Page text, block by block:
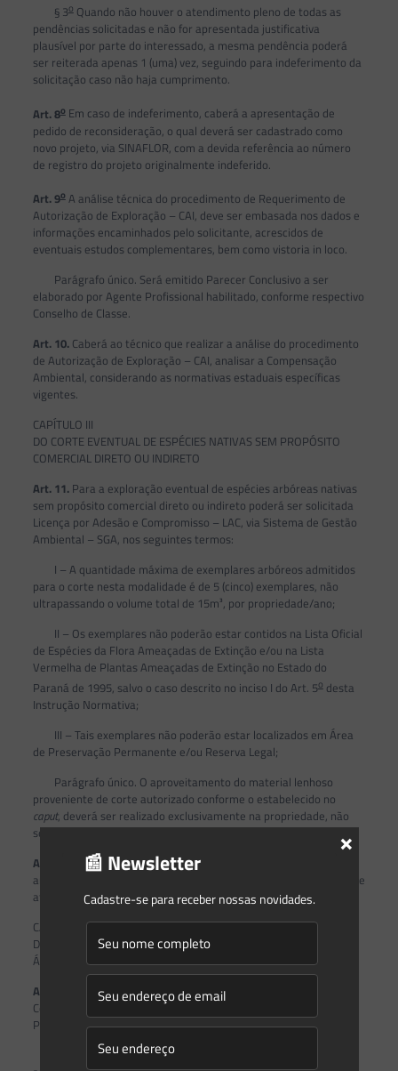
§ 3oQuando não houver o atendimento pleno de todas as
pendências solicitadas e não for apresentada justificativa
plausível por parte do interessado, a mesma pendência poderá
ser reiterada apenas 1 (uma) vez, seguindo para indeferimento da
solicitação caso não haja cumprimento.
Art. 8oEm caso de indeferimento, caberá a apresentação de
pedido de reconsideração, o qual deverá ser cadastrado como
novo projeto, via SINAFLOR, com a devida referência ao número
de registro do projeto originalmente indeferido.
Art. 9oA análise técnica do procedimento de Requerimento de
Autorização de Exploração – CAI, deve ser embasada nos dados e
informações encaminhados pelo solicitante, acrescidos de
eventuais estudos complementares, bem como vistoria in loco.
Parágrafo único. Será emitido Parecer Conclusivo a ser
elaborado por Agente Profissional habilitado, conforme respectivo
Conselho de Classe.
Art. 10. Caberá ao técnico que realizar a análise do procedimento
de Autorização de Exploração – CAI, analisar a Compensação
Ambiental, considerando as normativas estaduais específicas
vigentes.
CAPÍTULO III
DO CORTE EVENTUAL DE ESPÉCIES NATIVAS SEM PROPÓSITO
COMERCIAL DIRETO OU INDIRETO
Art. 11. Para a exploração eventual de espécies arbóreas nativas
sem propósito comercial direto ou indireto poderá ser solicitada
Licença por Adesão e Compromisso – LAC, via Sistema de Gestão
Ambiental – SGA, nos seguintes termos:
I – A quantidade máxima de exemplares arbóreos admitidos
para o corte nesta modalidade é de 5 (cinco) exemplares, não
ultrapassando o volume total de 15m³, por propriedade/ano;
II – Os exemplares não poderão estar contidos na Lista Oficial
de Espécies da Flora Ameaçadas de Extinção e/ou na Lista
Vermelha de Plantas Ameaçadas de Extinção no Estado do
Paraná de 1995, salvo o caso descrito no inciso I do Art. 5odesta
Instrução Normativa;
III – Tais exemplares não poderão estar localizados em Área
de Preservação Permanente e/ou Reserva Legal;
Parágrafo único. O aproveitamento do material lenhoso
proveniente de corte autorizado conforme o estabelecido no
caput, deverá ser realizado exclusivamente na propriedade, não
sendo possível transportá-lo para outro local.
Art. 12.
A Validade da LAC para o corte eventual de exemplares
arbóreos sem propósito comercial direto ou indireto deverá ser de
até 30 dias.
CAPÍTULO IV
DA COMPENSAÇÃO AMBIENTAL APLICÁVEL AO CORTE DE
ÁRVORES ISOLADAS
Art. 13.
A compensação ambiental para os requerimentos de
Corte de Árvores Isoladas, de espécies nativas no Estado do
Paraná deverá ser realizada da seguinte forma:
I – A compensação será de 10 (dez) mudas de espécies
📰 Newsletter
Cadastre-se para receber nossas novidades.
×